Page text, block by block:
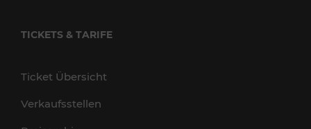
TICKETS & TARIFE
Ticket Übersicht
Verkaufsstellen